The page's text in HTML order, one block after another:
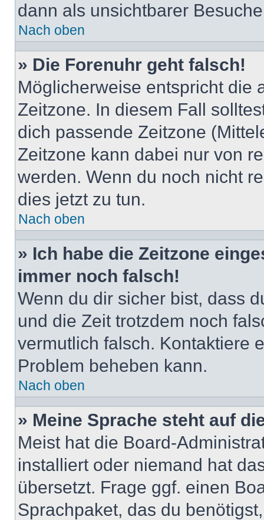
dann als unsichtbarer
Nach oben
» Die Forenuhr geht falsch!
Möglicherweise entspricht die
Zeitzone. In diesem Fall
dich passende Zeitzone
Zeitzone kann dabei nur von
werden. Wenn du noch nicht
dies jetzt zu tun.
Nach oben
» Ich habe die Zeitzone
immer noch falsch!
Wenn du dir sicher bist, dass
und die Zeit trotzdem noch
vermutlich falsch. Kontaktiere
Problem beheben kann.
Nach oben
» Meine Sprache steht auf
Meist hat die Board-
installiert oder niemand hat
übersetzt. Frage ggf. einen
Sprachpaket, das du